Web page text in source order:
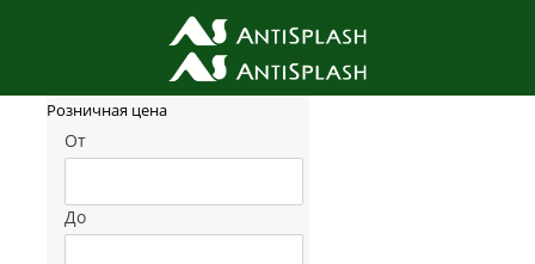
Фильтр товаров
Розничная цена
От
До